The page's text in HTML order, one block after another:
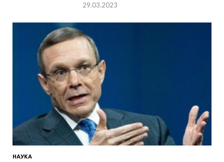
29.03.2023
НАУКА